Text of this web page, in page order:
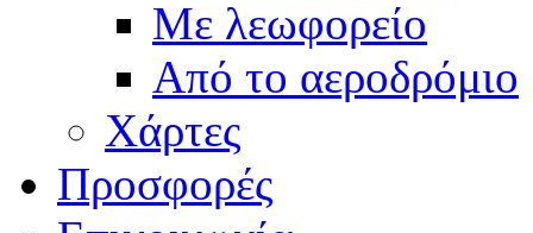
Με λεωφορείο
Από το αεροδρόμιο
Χάρτες
Προσφορές